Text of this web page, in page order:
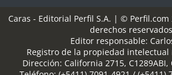
Caras - Editorial Perfil S.A. | © Perfil.com
derechos
Editor responsable:
Registro de la propiedad intelectual
Dirección: California 2715, C1289ABI,